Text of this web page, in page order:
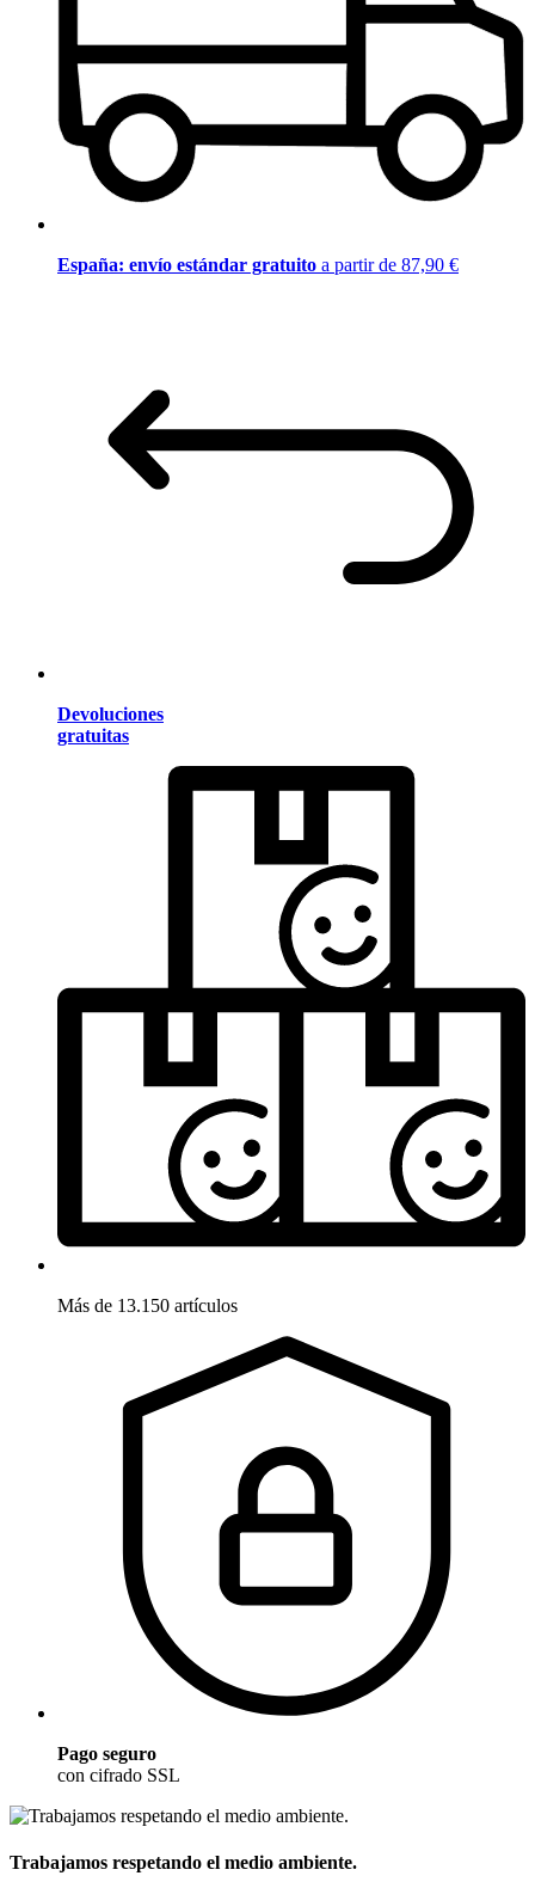
España: envío estándar gratuito a partir de 87,90 €
Devoluciones
gratuitas
Más de 13.150 artículos
Pago seguro
con cifrado SSL
Trabajamos respetando el medio ambiente.